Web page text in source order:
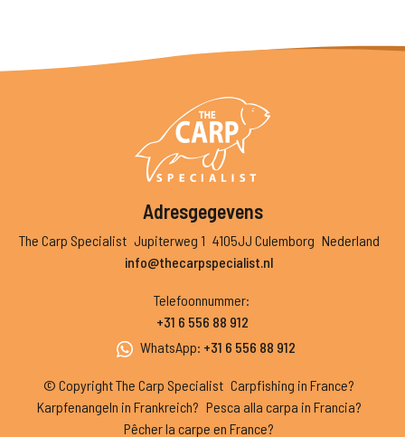
Adresgegevens
The Carp Specialist Jupiterweg 1 4105JJ Culemborg Nederland
info@thecarpspecialist.nl
Telefoonnummer:
+31 6 556 88 912
WhatsApp: +31 6 556 88 912
© Copyright The Carp Specialist Carpfishing in France?
Karpfenangeln in Frankreich? Pesca alla carpa in Francia?
Pêcher la carpe en France?